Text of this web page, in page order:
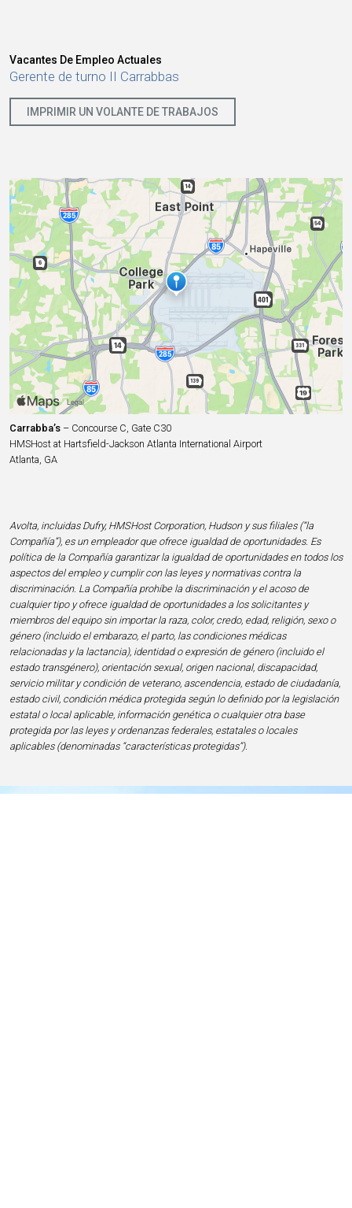
Vacantes De Empleo Actuales
Gerente de turno II Carrabbas
IMPRIMIR UN VOLANTE DE TRABAJOS
Carrabba’s – Concourse C, Gate C30
HMSHost at Hartsfield-Jackson Atlanta International Airport
Atlanta, GA
Avolta, incluidas Dufry, HMSHost Corporation, Hudson y sus filiales (“la
Compañía”), es un empleador que ofrece igualdad de oportunidades. Es
política de la Compañía garantizar la igualdad de oportunidades en todos los
aspectos del empleo y cumplir con las leyes y normativas contra la
discriminación. La Compañía prohíbe la discriminación y el acoso de
cualquier tipo y ofrece igualdad de oportunidades a los solicitantes y
miembros del equipo sin importar la raza, color, credo, edad, religión, sexo o
género (incluido el embarazo, el parto, las condiciones médicas
relacionadas y la lactancia), identidad o expresión de género (incluido el
estado transgénero), orientación sexual, origen nacional, discapacidad,
servicio militar y condición de veterano, ascendencia, estado de ciudadanía,
estado civil, condición médica protegida según lo definido por la legislación
estatal o local aplicable, información genética o cualquier otra base
protegida por las leyes y ordenanzas federales, estatales o locales
aplicables (denominadas “características protegidas”).